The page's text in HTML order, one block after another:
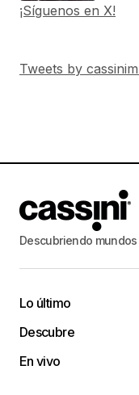
¡Síguenos en X!
Tweets by
Descubriendo
Lo último
Descubre
En vivo